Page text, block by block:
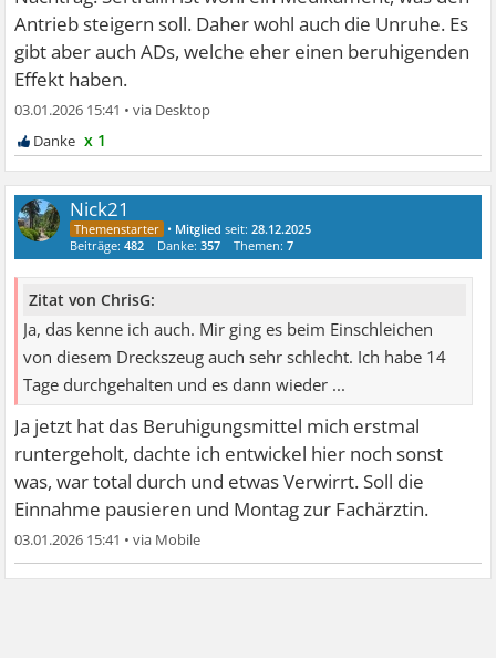
Antrieb steigern soll. Daher wohl auch die Unruhe. Es
gibt aber auch ADs, welche eher einen beruhigenden
Effekt haben.
03.01.2026 15:41 •
x 1
Nick21
• Mitglied seit:28.12.2025
Beiträge:482 Danke:357 Themen:7
Zitat von ChrisG:
Ja, das kenne ich auch. Mir ging es beim Einschleichen
von diesem Dreckszeug auch sehr schlecht. Ich habe 14
Tage durchgehalten und es dann wieder ...
Ja jetzt hat das Beruhigungsmittel mich erstmal
runtergeholt, dachte ich entwickel hier noch sonst
was, war total durch und etwas Verwirrt. Soll die
Einnahme pausieren und Montag zur Fachärztin.
03.01.2026 15:41 •